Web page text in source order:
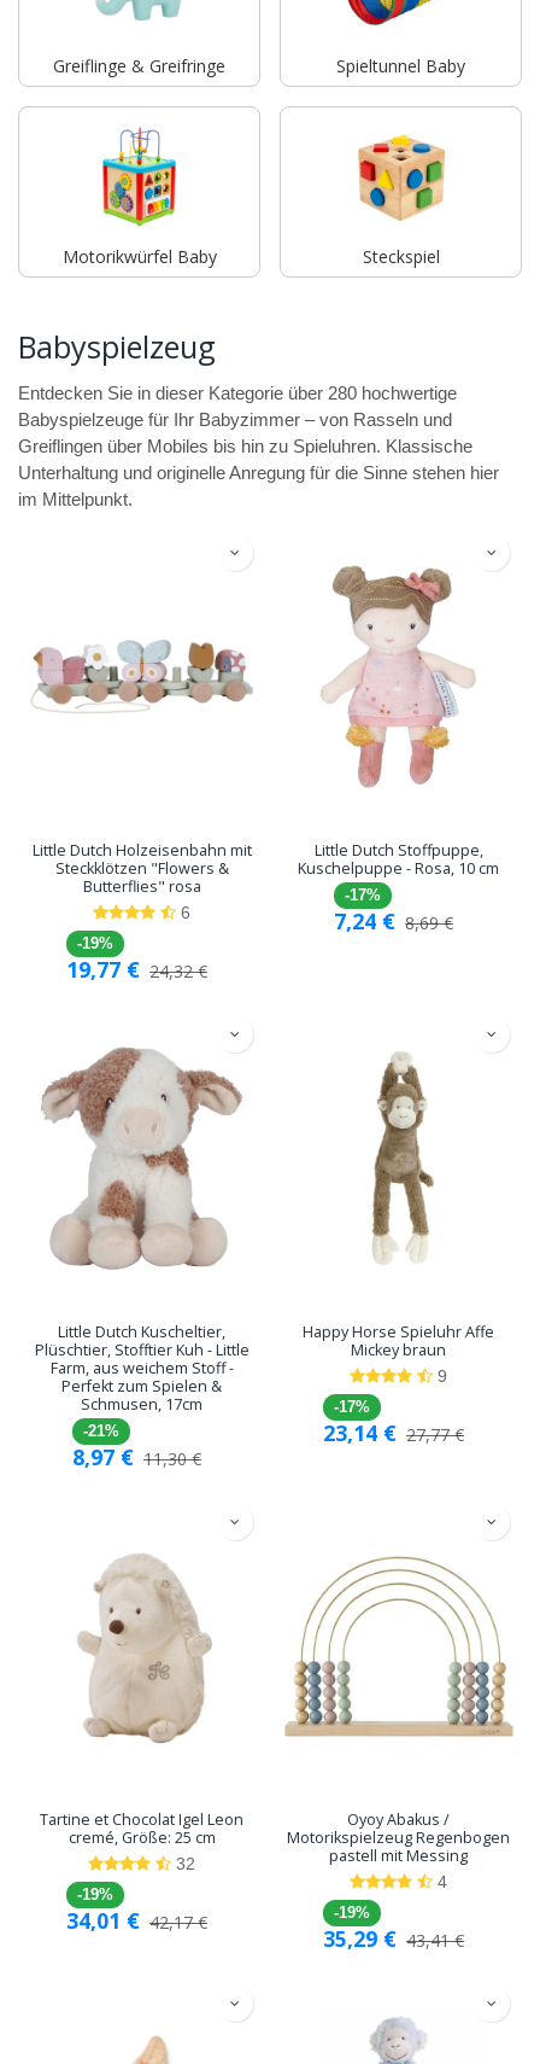
Greiflinge & Greifringe Spieltunnel Baby
Motorikwürfel Baby Steckspiel
Babyspielzeug
Entdecken Sie in dieser Kategorie über 280 hochwertige
Babyspielzeuge für Ihr Babyzimmer – von Rasseln und
Greiflingen über Mobiles bis hin zu Spieluhren. Klassische
Unterhaltung und originelle Anregung für die Sinne stehen hier
im Mittelpunkt.
Little Dutch Holzeisenbahn mit
Steckklötzen "Flowers &
Butterflies" rosa
6
-19%
19,77 € 24,32€
Little Dutch Stoffpuppe,
Kuschelpuppe - Rosa, 10 cm
-17%
7,24 € 8,69€
Little Dutch Kuscheltier,
Plüschtier, Stofftier Kuh - Little
Farm, aus weichem Stoff -
Perfekt zum Spielen &
Schmusen, 17cm
-21%
8,97 € 11,30€
Happy Horse Spieluhr Affe
Mickey braun
9
-17%
23,14 € 27,77€
Tartine et Chocolat Igel Leon
cremé, Größe: 25 cm
32
-19%
34,01 € 42,17€
Oyoy Abakus /
Motorikspielzeug Regenbogen
pastell mit Messing
4
-19%
35,29 € 43,41€